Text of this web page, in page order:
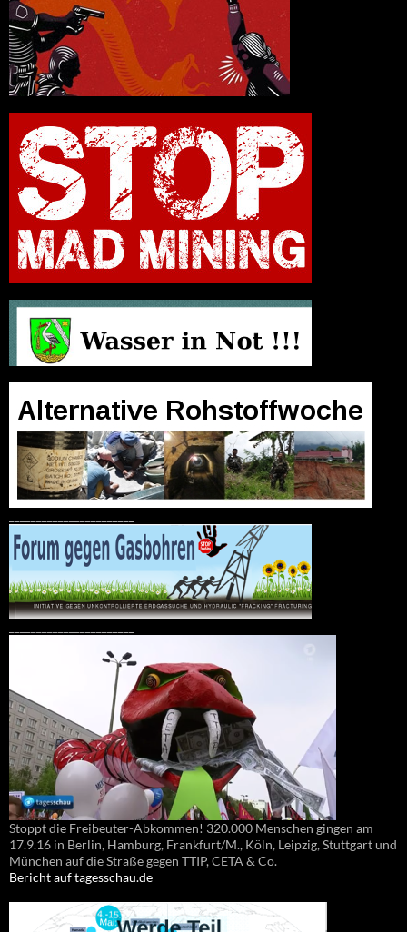
Stoppt die Freibeuter-Abkommen! 320.000 Menschen gingen am
17.9.16 in Berlin, Hamburg, Frankfurt/M., Köln, Leipzig, Stuttgart und
München auf die Straße gegen TTIP, CETA & Co.
Bericht auf tagesschau.de